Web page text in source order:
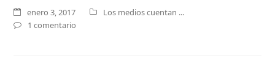
enero 3, 2017
Los medios cuentan ...
1 comentario